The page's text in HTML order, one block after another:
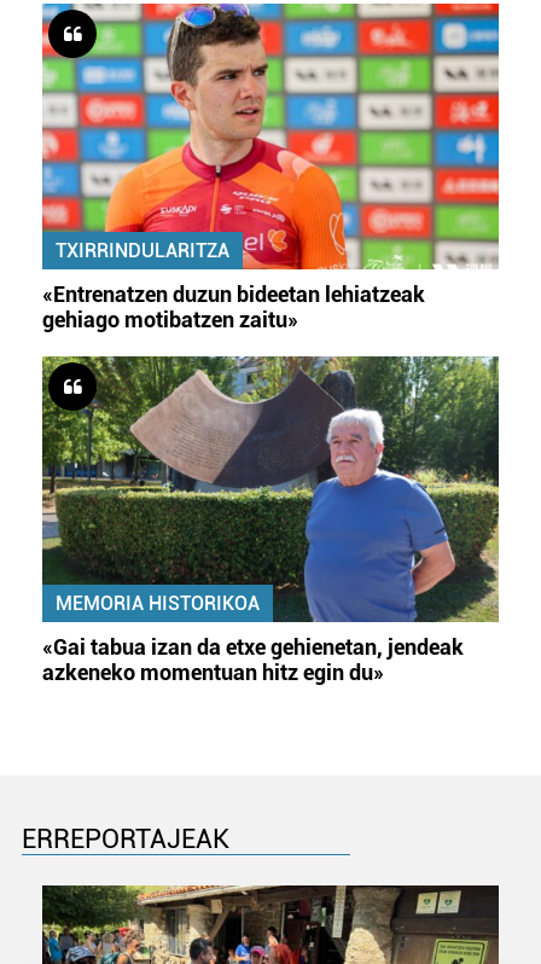
TXIRRINDULARITZA
«Entrenatzen duzun bideetan lehiatzeak
gehiago motibatzen zaitu»
MEMORIA HISTORIKOA
«Gai tabua izan da etxe gehienetan, jendeak
azkeneko momentuan hitz egin du»
ERREPORTAJEAK